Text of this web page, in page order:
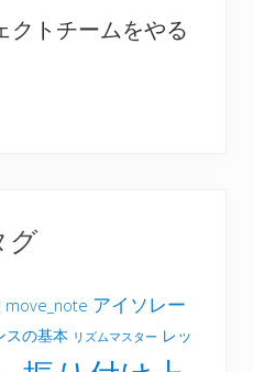
クトチームをやる
グ
move_note アイソレー
スの基本 リズムマスター レッ